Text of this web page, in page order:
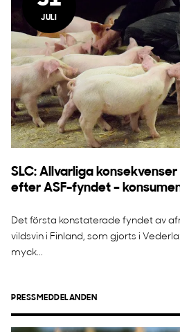
JULI
SLC: Allvarliga
efter ASF-fyndet –
Det första konstaterade fyndet av
vildsvin i Finland, som gjorts i
myck...
PRESSMEDDELANDEN